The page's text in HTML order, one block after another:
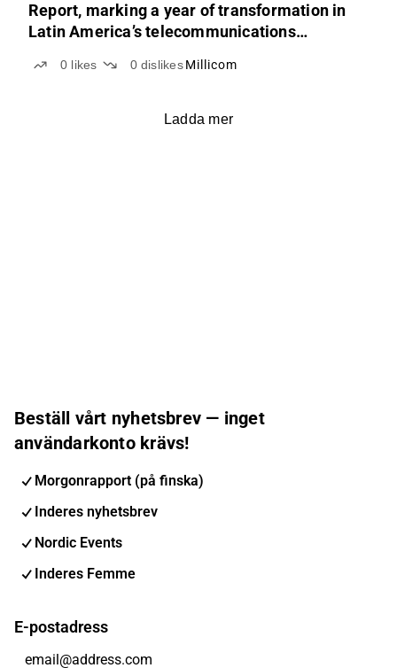
Report, marking a year of transformation in
Latin America’s telecommunications
0 likes 0 dislikes Millicom
Ladda mer
Beställ vårt nyhetsbrev — inget
användarkonto krävs!
Morgonrapport (på finska)
Inderes nyhetsbrev
Nordic Events
Inderes Femme
E-postadress